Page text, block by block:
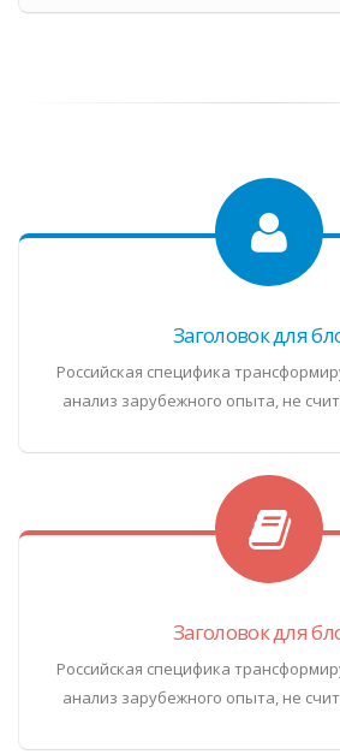
Заголовок для
Российская специфика
анализ зарубежного опыта, не
Заголовок для
Российская специфика
анализ зарубежного опыта, не